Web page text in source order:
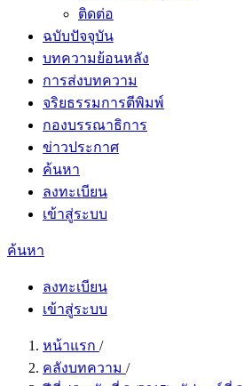
ติดต่อ
ฉบับปัจจุบัน
บทความย้อนหลัง
การส่งบทความ
จริยธรรมการตีพิมพ์
กองบรรณาธิการ
ข่าวประกาศ
ค้นหา
ลงทะเบียน
เข้าสู่ระบบ
ค้นหา
ลงทะเบียน
เข้าสู่ระบบ
หน้าแรก /
คลังบทความ /